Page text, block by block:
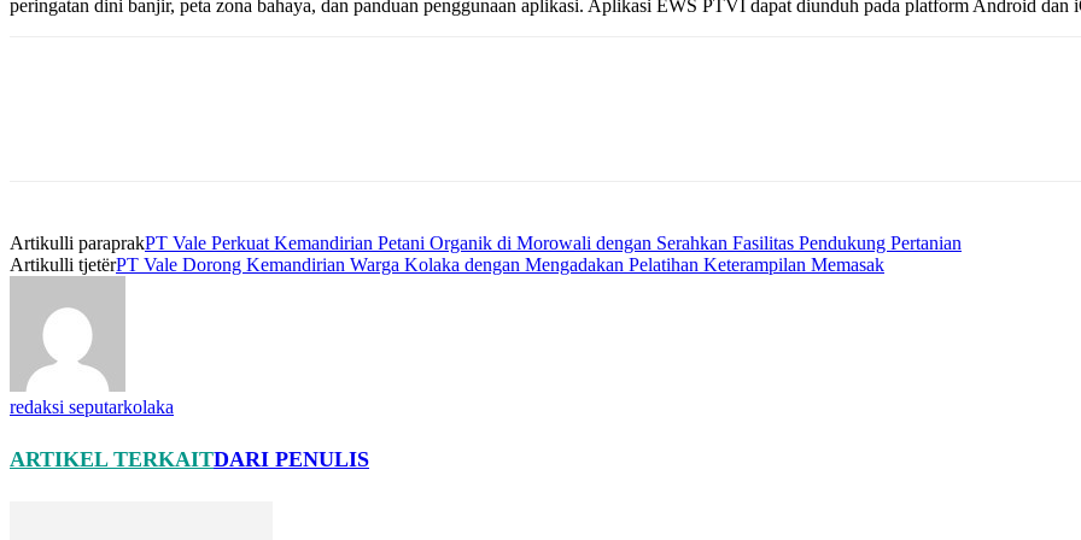
peringatan dini banjir, peta zona bahaya, dan panduan penggunaan aplikasi. Aplikasi EWS PTVI dapat diunduh pada platform Android dan
Artikulli paraprakPT Vale Perkuat Kemandirian Petani Organik di Morowali dengan Serahkan Fasilitas Pendukung Pertanian
Artikulli tjetërPT Vale Dorong Kemandirian Warga Kolaka dengan Mengadakan Pelatihan Keterampilan Memasak
redaksi seputarkolaka
ARTIKEL TERKAITDARI PENULIS